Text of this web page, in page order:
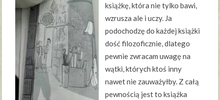
książkę, która nie tylko bawi,
wzrusza ale i uczy. Ja
podochodzę do każdej książki
dość filozoficznie, dlatego
pewnie zwracam uwagę na
wątki, których ktoś inny
nawet nie zauważyłby. Z całą
pewnością jest to książka